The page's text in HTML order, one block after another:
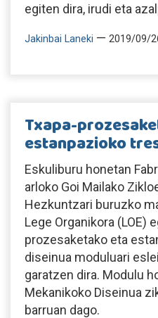
egiten dira, irudi eta
Jakinbai Laneki — 2019/09/
Txapa-
estanpazioko
Eskuliburu honetan
arloko Goi Mailako
Hezkuntzari buruzko
Lege Organikora (LOE)
prozesaketako eta
diseinua moduluari
garatzen dira. Modulu
Mekanikoko Diseinua
barruan dago.